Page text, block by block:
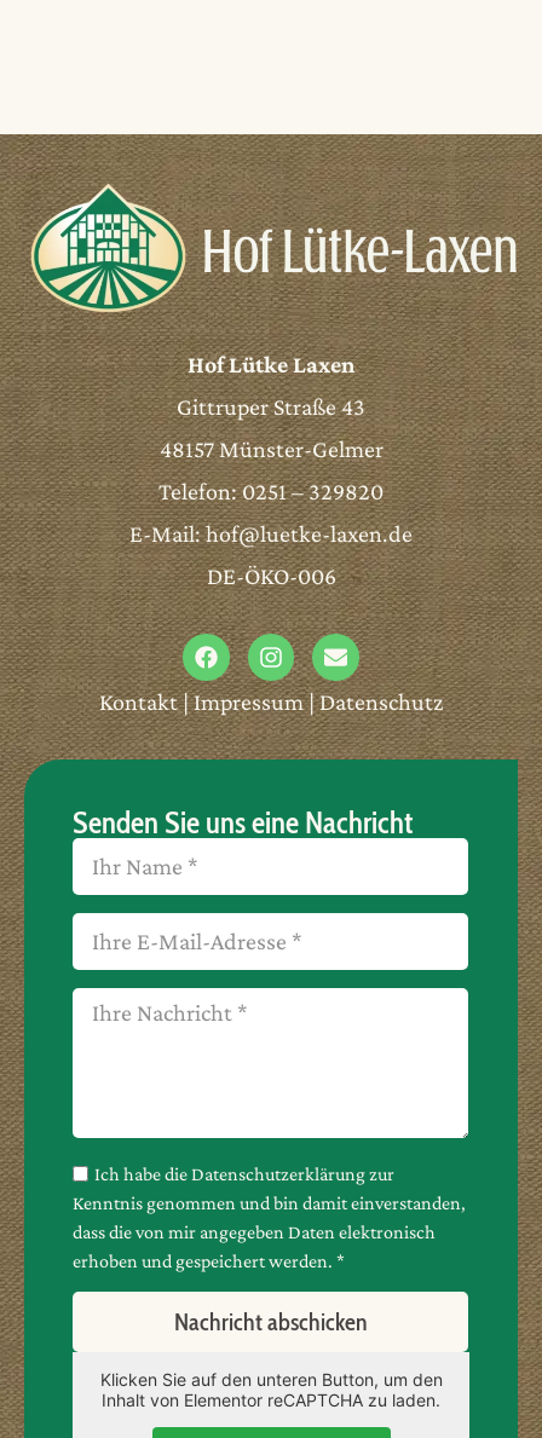
Hof Lütke Laxen
Gittruper Straße 43
48157 Münster-Gelmer
Telefon: 0251 – 329820
E-Mail:hof@luetke-laxen.de
DE-ÖKO-006
Kontakt|Impressum|Datenschutz
Senden Sie uns eine Nachricht
Ich habe die Datenschutzerklärung zur
Kenntnis genommen und bin damit einverstanden,
dass die von mir angegeben Daten elektronisch
erhoben und gespeichert werden. *
Nachricht abschicken
Klicken Sie auf den unteren Button, um den
Inhalt von Elementor reCAPTCHA zu laden.